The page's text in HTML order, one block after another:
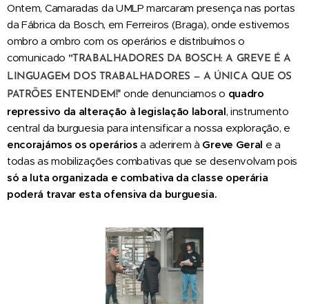
Ontem, Camaradas da UMLP marcaram presença nas portas
da Fábrica da Bosch, em Ferreiros (Braga), onde estivemos
ombro a ombro com os operários e distribuímos o
comunicado " TRABALHADORES DA BOSCH: A GREVE É A
LINGUAGEM DOS TRABALHADORES — A ÚNICA QUE OS
PATRÕES ENTENDEM!" onde denunciamos o quadro
repressivo da alteração à legislação laboral, instrumento
central da burguesia para intensificar a nossa exploração, e
encorajámos os operáriosa aderirem à Greve Geral e a
todas as mobilizações combativas que se desenvolvam pois
só a luta organizada e combativa da classe operária
poderá travar esta ofensiva da burguesia.